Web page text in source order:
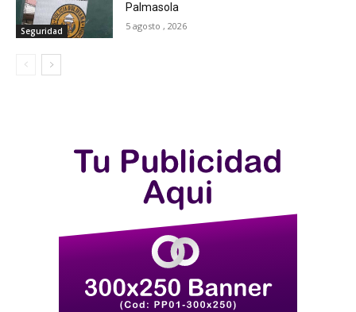
Seguridad
Palmasola
5 agosto , 2026